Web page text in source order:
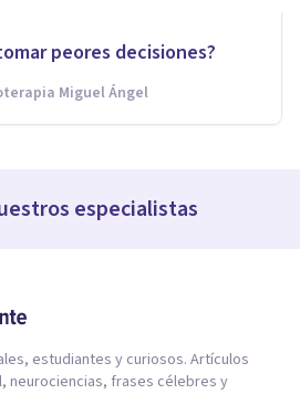
peores decisiones?
Miguel Ángel
especialistas
estudiantes y curiosos. Artículos
neurociencias, frases célebres y